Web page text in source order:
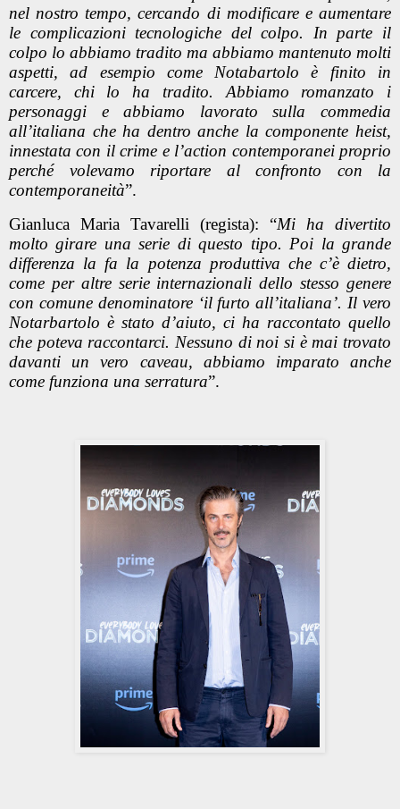
nel nostro tempo, cercando di modificare e aumentare
le complicazioni tecnologiche del colpo. In parte il
colpo lo abbiamo tradito ma abbiamo mantenuto molti
aspetti, ad esempio come Notabartolo è finito in
carcere, chi lo ha tradito. Abbiamo romanzato i
personaggi e abbiamo lavorato sulla commedia
all’italiana che ha dentro anche la componente heist,
innestata con il crime e l’action contemporaneiproprio
perché volevamo riportare al confronto con la
contemporaneità”.
Gianluca Maria Tavarelli (regista): “Mi ha divertito
molto girare una serie di questo tipo. Poi la grande
differenza la fa la potenza produttiva che c’è dietro,
come per altre serie internazionali dello stesso genere
con comune denominatore ‘il furto all’italiana’. Il vero
Notarbartolo è stato d’aiuto, ci ha raccontato quello
che poteva raccontarci. Nessuno di noi si è mai trovato
davanti un vero caveau, abbiamo imparato anche
come funziona una serratura”.